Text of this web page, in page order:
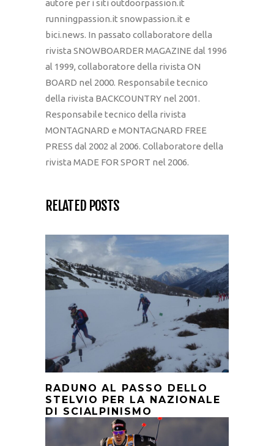
autore per i siti outdoorpassion.it
runningpassion.it snowpassion.it e
bici.news. In passato collaboratore della
rivista SNOWBOARDER MAGAZINE dal 1996
al 1999, collaboratore della rivista ON
BOARD nel 2000. Responsabile tecnico
della rivista BACKCOUNTRY nel 2001.
Responsabile tecnico della rivista
MONTAGNARD e MONTAGNARD FREE
PRESS dal 2002 al 2006. Collaboratore della
rivista MADE FOR SPORT nel 2006.
RELATED POSTS
RADUNO AL PASSO DELLO
STELVIO PER LA NAZIONALE
DI SCIALPINISMO